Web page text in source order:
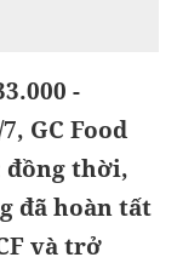
-
GC Food
đồng thời,
đã hoàn tất
và trở